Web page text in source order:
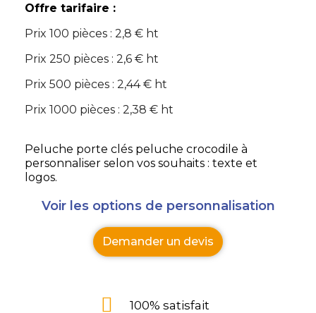
Offre tarifaire :
Prix 100 pièces : 2,8 € ht
Prix 250 pièces : 2,6 € ht
Prix 500 pièces : 2,44 € ht
Prix 1000 pièces : 2,38 € ht
Peluche porte clés peluche crocodile à
personnaliser selon vos souhaits : texte et
logos.
Voir les options de personnalisation
Demander un devis
100% satisfait